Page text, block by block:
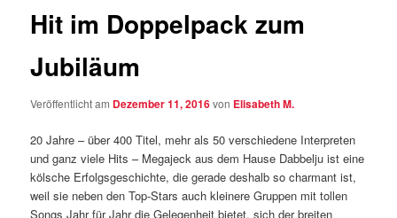
Hit im Doppelpack zum
Jubiläum
Veröffentlicht am Dezember 11, 2016von Elisabeth M.
20 Jahre – über 400 Titel, mehr als 50 verschiedene Interpreten
und ganz viele Hits – Megajeck aus dem Hause Dabbelju ist eine
kölsche Erfolgsgeschichte, die gerade deshalb so charmant ist,
weil sie neben den Top-Stars auch kleinere Gruppen mit tollen
Songs Jahr für Jahr die Gelegenheit bietet, sich der breiten